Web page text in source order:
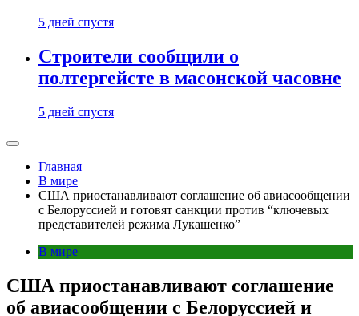
5 дней спустя
Строители сообщили о
полтергейсте в масонской часовне
5 дней спустя
Главная
В мире
США приостанавливают соглашение об авиасообщении
с Белоруссией и готовят санкции против “ключевых
представителей режима Лукашенко”
В мире
США приостанавливают соглашение
об авиасообщении с Белоруссией и